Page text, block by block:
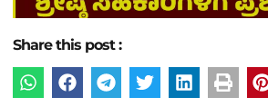
Share this post :